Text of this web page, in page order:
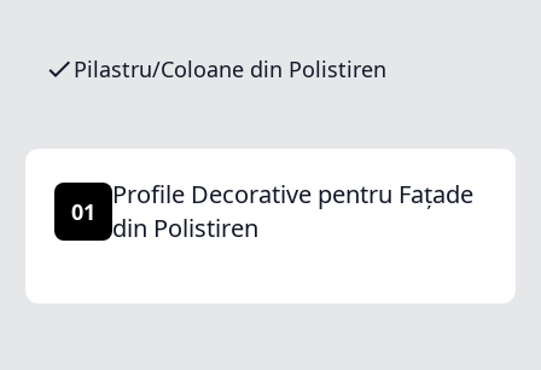
Pilastru/Coloane din Polistiren
01
Profile Decorative pentru Fațade
din Polistiren